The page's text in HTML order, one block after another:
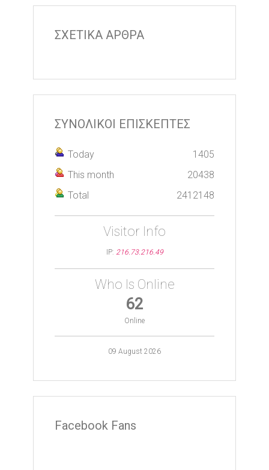
ΣΧΕΤΙΚΑ ΑΡΘΡΑ
ΣΥΝΟΛΙΚΟΙ ΕΠΙΣΚΕΠΤΕΣ
Today
1405
This month
20438
Total
2412148
Visitor Info
IP: 216.73.216.49
Who Is Online
62
Online
09 August 2026
Facebook Fans